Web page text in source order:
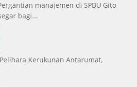
manajemen di SPBU Gito
bagi...
Pelihara Kerukunan Antarumat,